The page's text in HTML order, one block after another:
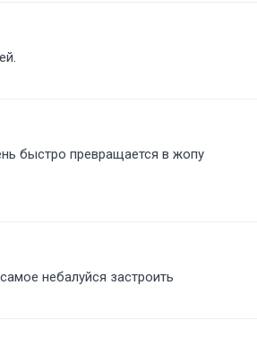
быстро превращается в жопу
небалуйся застроить